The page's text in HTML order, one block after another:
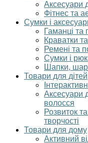
Аксесуари
Фітнес та
Сумки і
Гаманці та
Краватки
Ремені та
Сумки і
Шапки,
Товари для дітей
Аксесуари
волосся
Розвиток
творчості
Товари для дому
Активний